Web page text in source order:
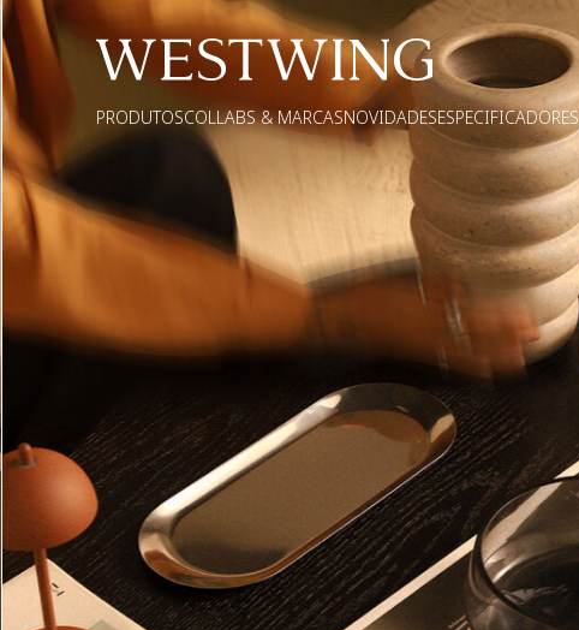
PRODUTOSCOLLABS & MARCASNOVIDADESESPECIFICADORES